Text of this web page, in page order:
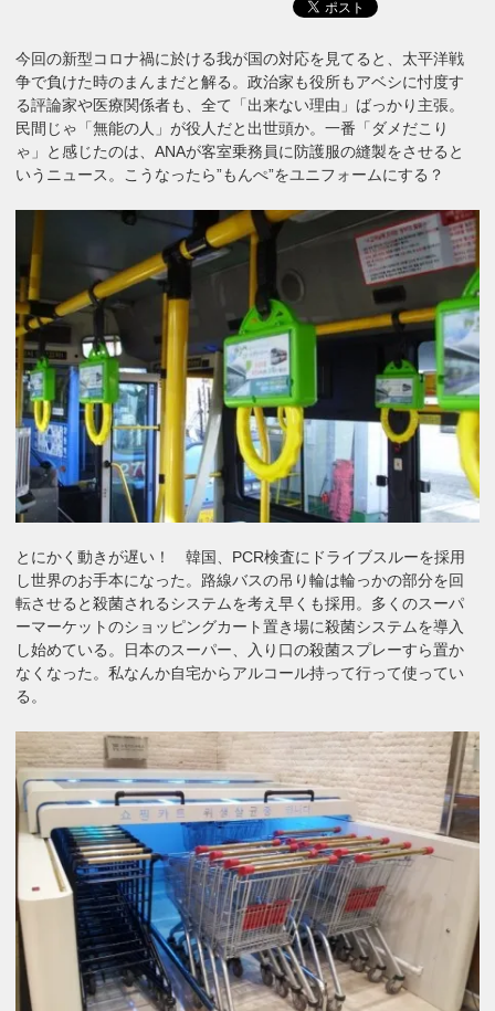
今回の新型コロナ禍に於ける我が国の対応を見てると、太平洋戦
争で負けた時のまんまだと解る。政治家も役所もアベシに忖度す
る評論家や医療関係者も、全て「出来ない理由」ばっかり主張。
民間じゃ「無能の人」が役人だと出世頭か。一番「ダメだこり
ゃ」と感じたのは、ANAが客室乗務員に防護服の縫製をさせると
いうニュース。こうなったら”もんぺ”をユニフォームにする？
とにかく動きが遅い！ 韓国、PCR検査にドライブスルーを採用
し世界のお手本になった。路線バスの吊り輪は輪っかの部分を回
転させると殺菌されるシステムを考え早くも採用。多くのスーパ
ーマーケットのショッピングカート置き場に殺菌システムを導入
し始めている。日本のスーパー、入り口の殺菌スプレーすら置か
なくなった。私なんか自宅からアルコール持って行って使ってい
る。